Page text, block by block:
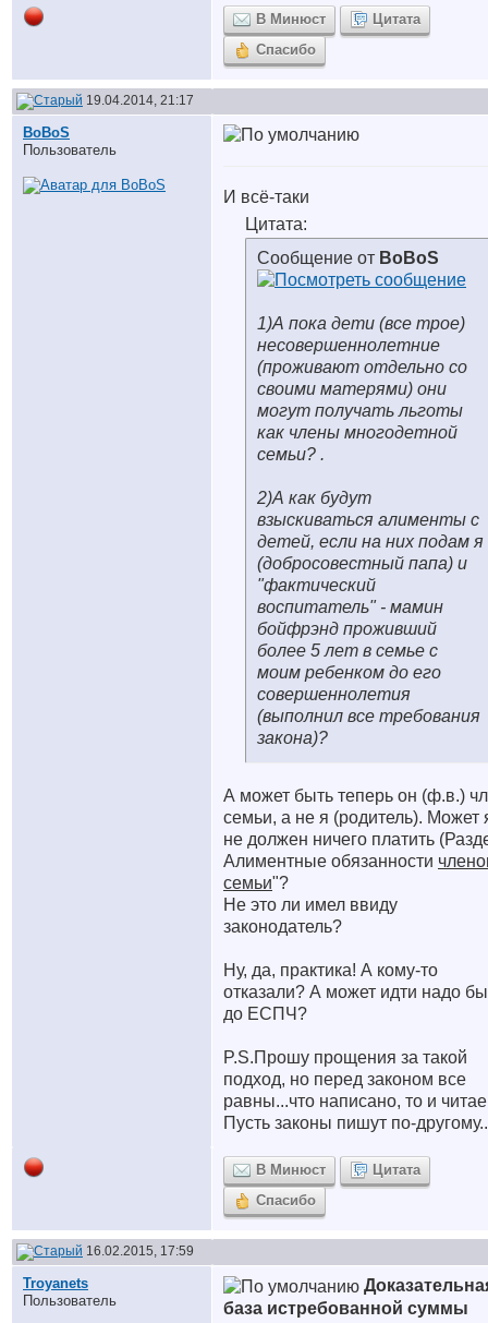
В Минюст
Цитата
Спасибо
19.04.2014, 21:17
BoBoS
Пользователь
И всё-таки
Цитата:
Сообщение от BoBoS
1)А пока дети (все трое)
несовершеннолетние
(проживают отдельно со
своими матерями) они
могут получать льготы
как члены многодетной
семьи? .
2)А как будут
взыскиваться алименты с
детей, если на них подам я
(добросовестный папа) и
"фактический
воспитатель" - мамин
бойфрэнд проживший
более 5 лет в семье с
моим ребенком до его
совершеннолетия
(выполнил все требования
закона)?
А может быть теперь он (ф.в.)
семьи, а не я (родитель). Может
не должен ничего платить
Алиментные обязанности
семьи"?
Не это ли имел ввиду
законодатель?
Ну, да, практика! А кому-то
отказали? А может идти надо
до ЕСПЧ?
P.S.Прошу прощения за такой
подход, но перед законом все
равны...что написано, то и
Пусть законы пишут по-другому..
В Минюст
Цитата
Спасибо
16.02.2015, 17:59
Troyanets
Пользователь
база истребованной суммы